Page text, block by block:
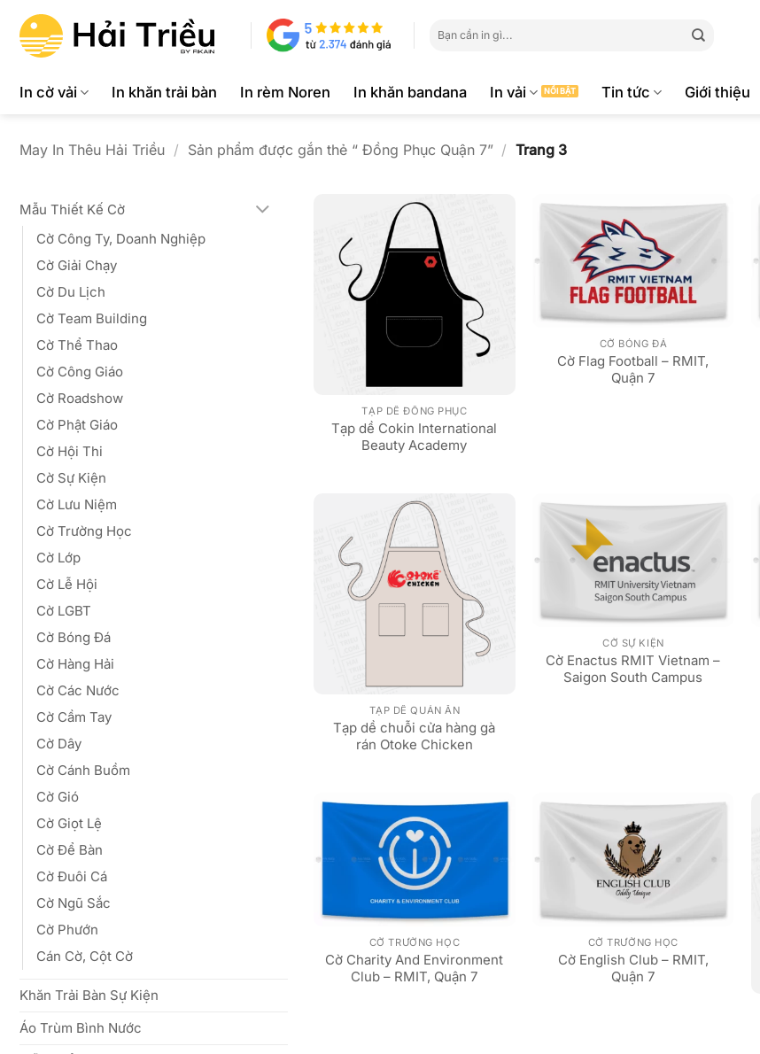
qua
kiếm:
In cờ vải In khăn trải bàn In rèm Noren In khăn bandana In vải Tin tức Giới thiệu
May In Thêu Hải Triều / Sản phẩm được gắn thẻ “ Đồng Phục Quận 7” / Trang 3
Mẫu Thiết Kế Cờ
Cờ Công Ty, Doanh Nghiệp
Cờ Giải Chạy
Cờ Du Lịch
Cờ Team Building
Cờ Thể Thao
Cờ Công Giáo
Cờ Roadshow
Cờ Phật Giáo
Cờ Hội Thi
Cờ Sự Kiện
Cờ Lưu Niệm
Cờ Trường Học
Cờ Lớp
Cờ Lễ Hội
Cờ LGBT
Cờ Bóng Đá
Cờ Hàng Hải
Cờ Các Nước
Cờ Cầm Tay
Cờ Dây
Cờ Cánh Buồm
Cờ Gió
Cờ Giọt Lệ
Cờ Để Bàn
Cờ Đuôi Cá
Cờ Ngũ Sắc
Cờ Phướn
Cán Cờ, Cột Cờ
Khăn Trải Bàn Sự Kiện
Áo Trùm Bình Nước
TẠP DỀ ĐỒNG PHỤC
Tạp dề Cokin International
Beauty Academy
CỜ BÓNG ĐÁ
Cờ Flag Football – RMIT,
Quận 7
TẠP DỀ QUÁN ĂN
Tạp dề chuỗi cửa hàng gà
rán Otoke Chicken
CỜ SỰ KIỆN
Cờ Enactus RMIT Vietnam –
Saigon South Campus
CỜ TRƯỜNG HỌC
Cờ Charity And Environment
Club – RMIT, Quận 7
CỜ TRƯỜNG HỌC
Cờ English Club – RMIT,
Quận 7